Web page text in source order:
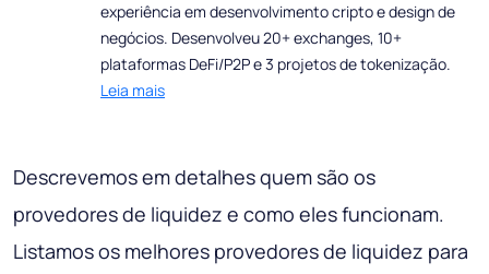
experiência em desenvolvimento cripto e design de
negócios. Desenvolveu 20+ exchanges, 10+
plataformas DeFi/P2P e 3 projetos de tokenização.
Leia mais
Descrevemos em detalhes quem são os
provedores de liquidez e como eles funcionam.
Listamos os melhores provedores de liquidez para